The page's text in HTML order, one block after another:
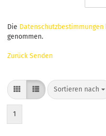
Die Datenschutzbestimmungen
genommen.
Zurück Senden
Sortieren nach
Sortieren nach
1